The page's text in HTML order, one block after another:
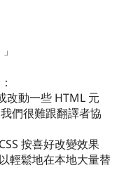
」
改動一些 HTML 元
們很難跟翻譯者協
按喜好改變效果
輕鬆地在本地大量替